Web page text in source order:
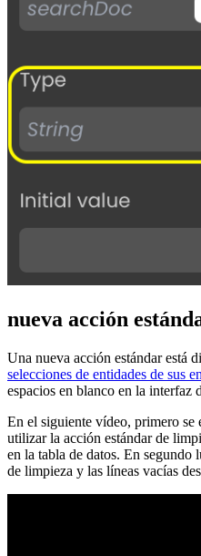
nueva acción
Una nueva acción estándar está
selecciones de entidades de sus
espacios en blanco en la interfaz
En el siguiente vídeo, primero se
utilizar la acción estándar de
en la tabla de datos. En segundo
de limpieza y las líneas vacías